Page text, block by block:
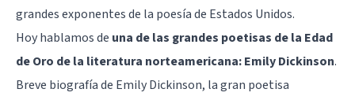
grandes exponentes de la poesía de Estados Unidos.
Hoy hablamos de una de las grandes poetisas de la Edad
de Oro de la literatura norteamericana: Emily Dickinson.
Breve biografía de Emily Dickinson, la gran poetisa